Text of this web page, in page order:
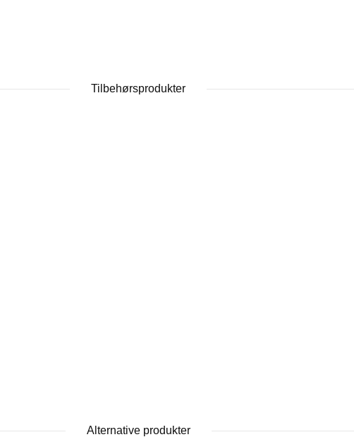
Tilbehørsprodukter
Alternative produkter